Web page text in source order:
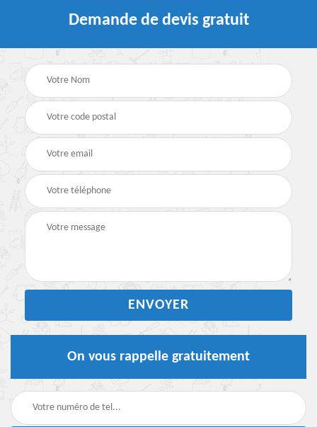
Demande de devis gratuit
On vous rappelle gratuitement